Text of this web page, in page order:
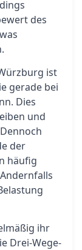
des
ist
gerade bei
Dies
und
der
häufig
ihr
Drei-Wege-